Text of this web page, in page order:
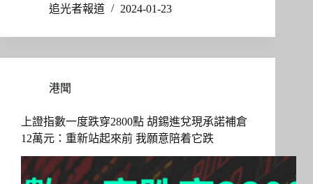
追光者報道
2024-01-23
港聞
上證指數一度跌穿2800點 胡錫進兌現承諾補倉
12萬元：重新站起來前 我願意陪着它跌